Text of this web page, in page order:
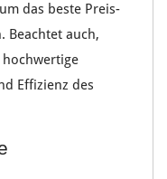
das beste Preis-
Beachtet auch,
hochwertige
Effizienz des